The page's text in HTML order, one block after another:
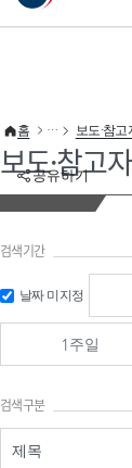
이 누리집은 대한민
공유하기
홈 보도·참고
보도·참고
검색기간
날짜 미지정
1주일
검색구분
제목